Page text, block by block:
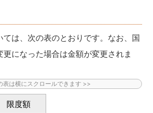
ては、次の表のとおりです。なお、国
になった場合は金額が変更されま
限度額